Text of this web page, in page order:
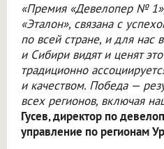
«Премия «Девелопер №
«Эталон», связана с
по всей стране, и для нас
и Сибири видят и ценят
традиционно
и качеством. Победа —
всех регионов, включая
Гусев, директор по
управление по регионам